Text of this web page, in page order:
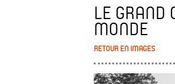
LE GRAND
MONDE
RETOUR EN IMAGES